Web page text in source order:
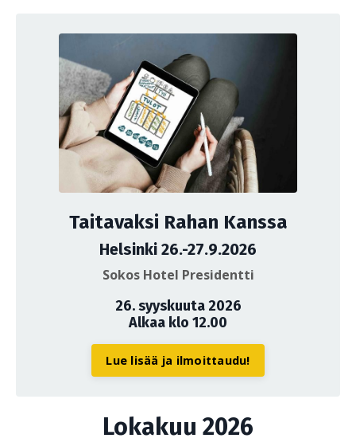
Taitavaksi Rahan Kanssa
Helsinki 26.-27.9.2026
Sokos Hotel Presidentti
26. syyskuuta 2026
Alkaa klo 12.00
Lue lisää ja ilmoittaudu!
Lokakuu 2026